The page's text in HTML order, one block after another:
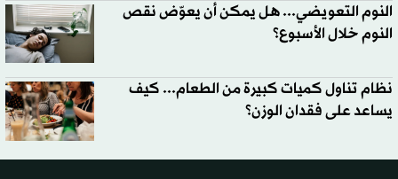
النوم التعويضي... هل يمكن أن يعوّض نقص
النوم خلال الأسبوع؟
نظام تناول كميات كبيرة من الطعام... كيف
يساعد على فقدان الوزن؟